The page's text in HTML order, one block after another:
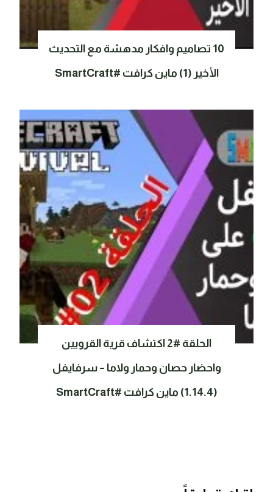
10 تصاميم وافكار مدهشة مع التحديث
الأخير (1) ماين كرافت #SmartCraft
الحلقة #2 اكتشاف قرية القرويين
واحضار حصان وحمار ولاما – سرفايفل
(1.14.4) ماين كرافت #SmartCraft